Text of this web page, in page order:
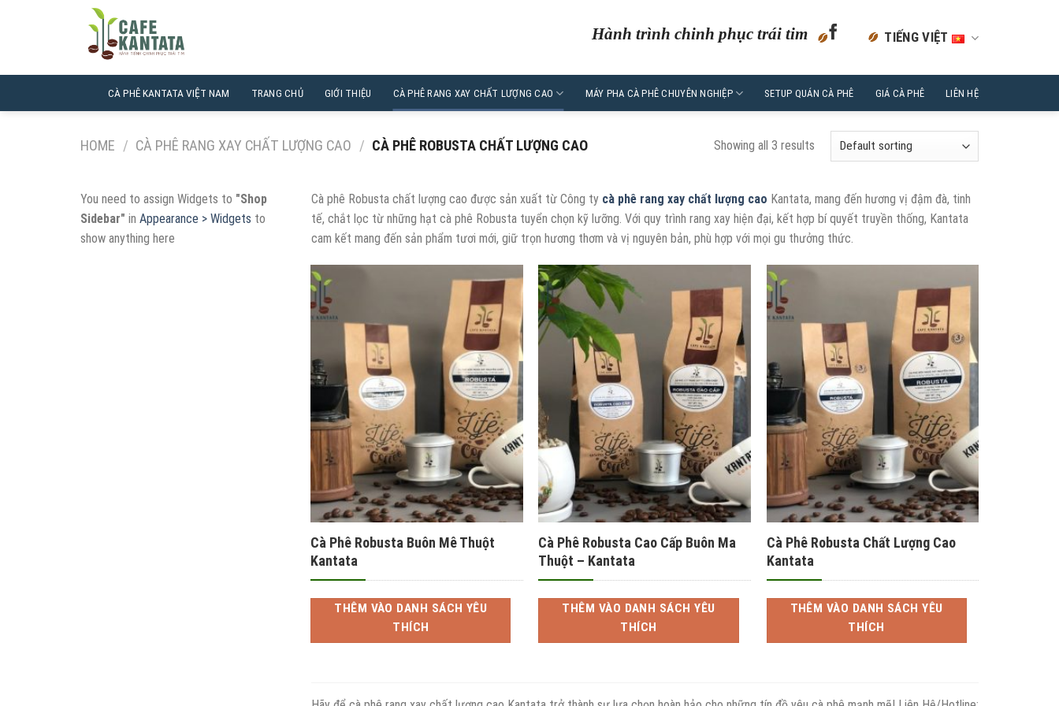
Hành trình chinh phục trái tim TIẾNG VIỆT
CÀ PHÊ KANTATA VIỆT NAM TRANG CHỦ GIỚI THIỆU CÀ PHÊ RANG XAY CHẤT LƯỢNG CAO MÁY PHA CÀ PHÊ CHUYÊN NGHIỆP SETUP QUÁN CÀ PHÊ GIÁ CÀ PHÊ LIÊN HỆ
HOME / CÀ PHÊ RANG XAY CHẤT LƯỢNG CAO / CÀ PHÊ ROBUSTA CHẤT LƯỢNG CAO Showing all 3 results
You need to assign Widgets to "Shop
Sidebar" in Appearance > Widgets to
show anything here
Cà phê Robusta chất lượng cao được sản xuất từ Công ty cà phê rang xay chất lượng cao Kantata, mang đến hương vị đậm đà, tinh
tế, chắt lọc từ những hạt cà phê Robusta tuyển chọn kỹ lưỡng. Với quy trình rang xay hiện đại, kết hợp bí quyết truyền thống, Kantata
cam kết mang đến sản phẩm tươi mới, giữ trọn hương thơm và vị nguyên bản, phù hợp với mọi gu thưởng thức.
THÊM
VÀO
DANH
SÁCH
YÊU
THÍCH
Cà Phê Robusta Buôn Mê Thuột
Kantata
THÊM VÀO DANH SÁCH YÊU
THÍCH
VÀO
DANH
SÁCH
YÊU
THÍCH
Cà Phê Robusta Cao Cấp Buôn Ma
Thuột – Kantata
THÊM VÀO DANH SÁCH YÊU
THÍCH
THÊM
VÀO
DANH
SÁCH
YÊU
THÍCH
Cà Phê Robusta Chất Lượng Cao
Kantata
THÊM VÀO DANH SÁCH YÊU
THÍCH